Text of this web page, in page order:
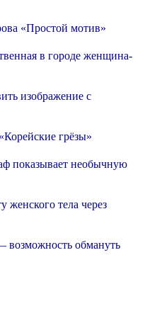
«Простой мотив»
в городе женщина-
изображение с
грёзы»
показывает необычную
женского тела через
обмануть